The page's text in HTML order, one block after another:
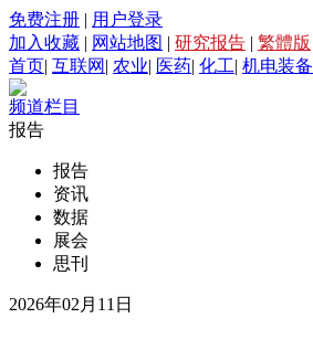
免费注册 | 用户登录
加入收藏 | 网站地图 | 研究报告 | 繁體版
首页| 互联网 | 农业| 医药| 化工| 机电装备
频道栏目
报告
报告
资讯
数据
展会
思刊
2026年02月11日